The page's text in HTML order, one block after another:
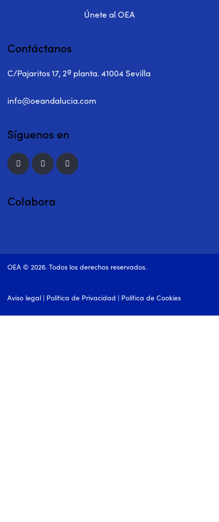
Únete al OEA
Contáctanos
C/Pajaritos 17, 2ª planta. 41004 Sevilla
info@oeandalucia.com
Síguenos en
Colabora
OEA © 2026. Todos los derechos reservados.
Aviso legal | Política de Privacidad | Política de Cookies